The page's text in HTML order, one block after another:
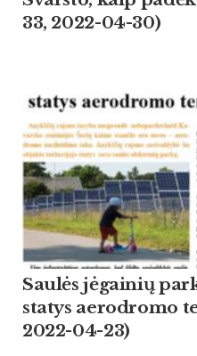
33, 2022-04-30)
Saulės jėgainių
statys aerodromo
2022-04-23)